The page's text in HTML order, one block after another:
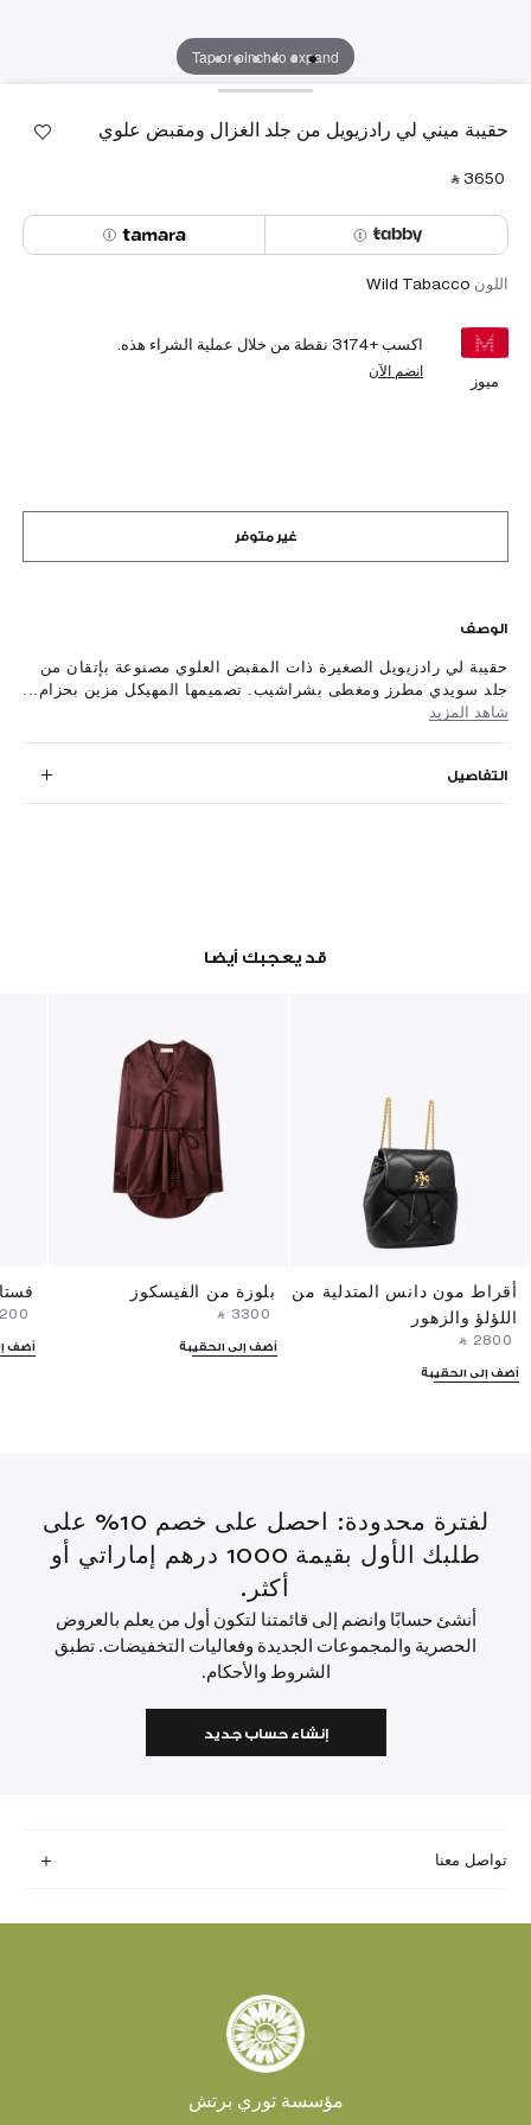
Tap or pinch to expand
حقيبة ميني لي رادزيويل من جلد الغزال ومقبض علوي
‎ ⃁ ⁦3650⁩ ‎
اللون Wild Tabacco
ميوز
اكسب +3174 نقطة من خلال عملية الشراء هذه.
انضم الآن
غير متوفر
الوصف
حقيبة لي رادزيويل الصغيرة ذات المقبض العلوي مصنوعة بإتقان من
جلد سويدي مطرز ومغطى بشراشيب. تصميمها المهيكل مزين بحزام...
شاهد المزيد
التفاصيل
قد يعجبك أيضا
أقراط مون دانس المتدلية من
اللؤلؤ والزهور
‎ ⃁ ⁦2800⁩ ‎
أضف إلى الحقيبة
بلوزة من الفيسكوز
‎ ⃁ ⁦3300⁩ ‎
أضف إلى الحقيبة أضف
لفترة محدودة: احصل على خصم 10% على
طلبك الأول بقيمة 1000 درهم إماراتي أو
أكثر.
أنشئ حسابًا وانضم إلى قائمتنا لتكون أول من يعلم بالعروض
الحصرية والمجموعات الجديدة وفعاليات التخفيضات. تطبق
الشروط والأحكام.
إنشاء حساب جديد
تواصل معنا
مؤسسة توري برتش